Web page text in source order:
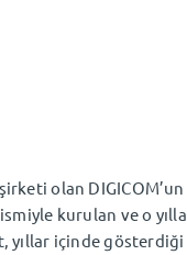
olan
kurulan ve o
yıllar içinde gösterdiği